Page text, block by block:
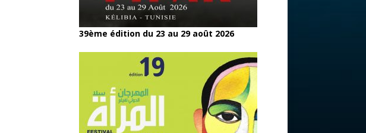
39ème édition du 23 au 29 août 2026